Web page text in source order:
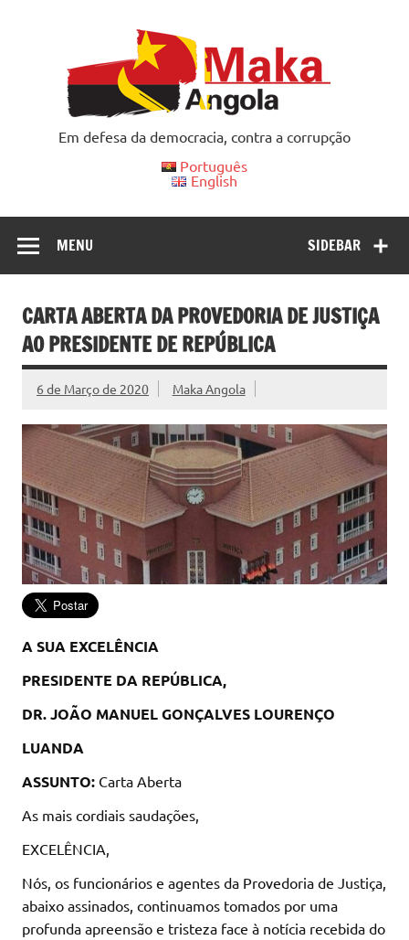
Em defesa da democracia, contra a corrupção
Português
English
SIDEBAR
MENU
CARTA ABERTA DA PROVEDORIA DE JUSTIÇA
AO PRESIDENTE DE REPÚBLICA
6 de Março de 2020 Maka Angola
A SUA EXCELÊNCIA
PRESIDENTE DA REPÚBLICA,
DR. JOÃO MANUEL GONÇALVES LOURENÇO
LUANDA
ASSUNTO: Carta Aberta
As mais cordiais saudações,
EXCELÊNCIA,
Nós, os funcionários e agentes da Provedoria de Justiça,
abaixo assinados, continuamos tomados por uma
profunda apreensão e tristeza face à notícia recebida do